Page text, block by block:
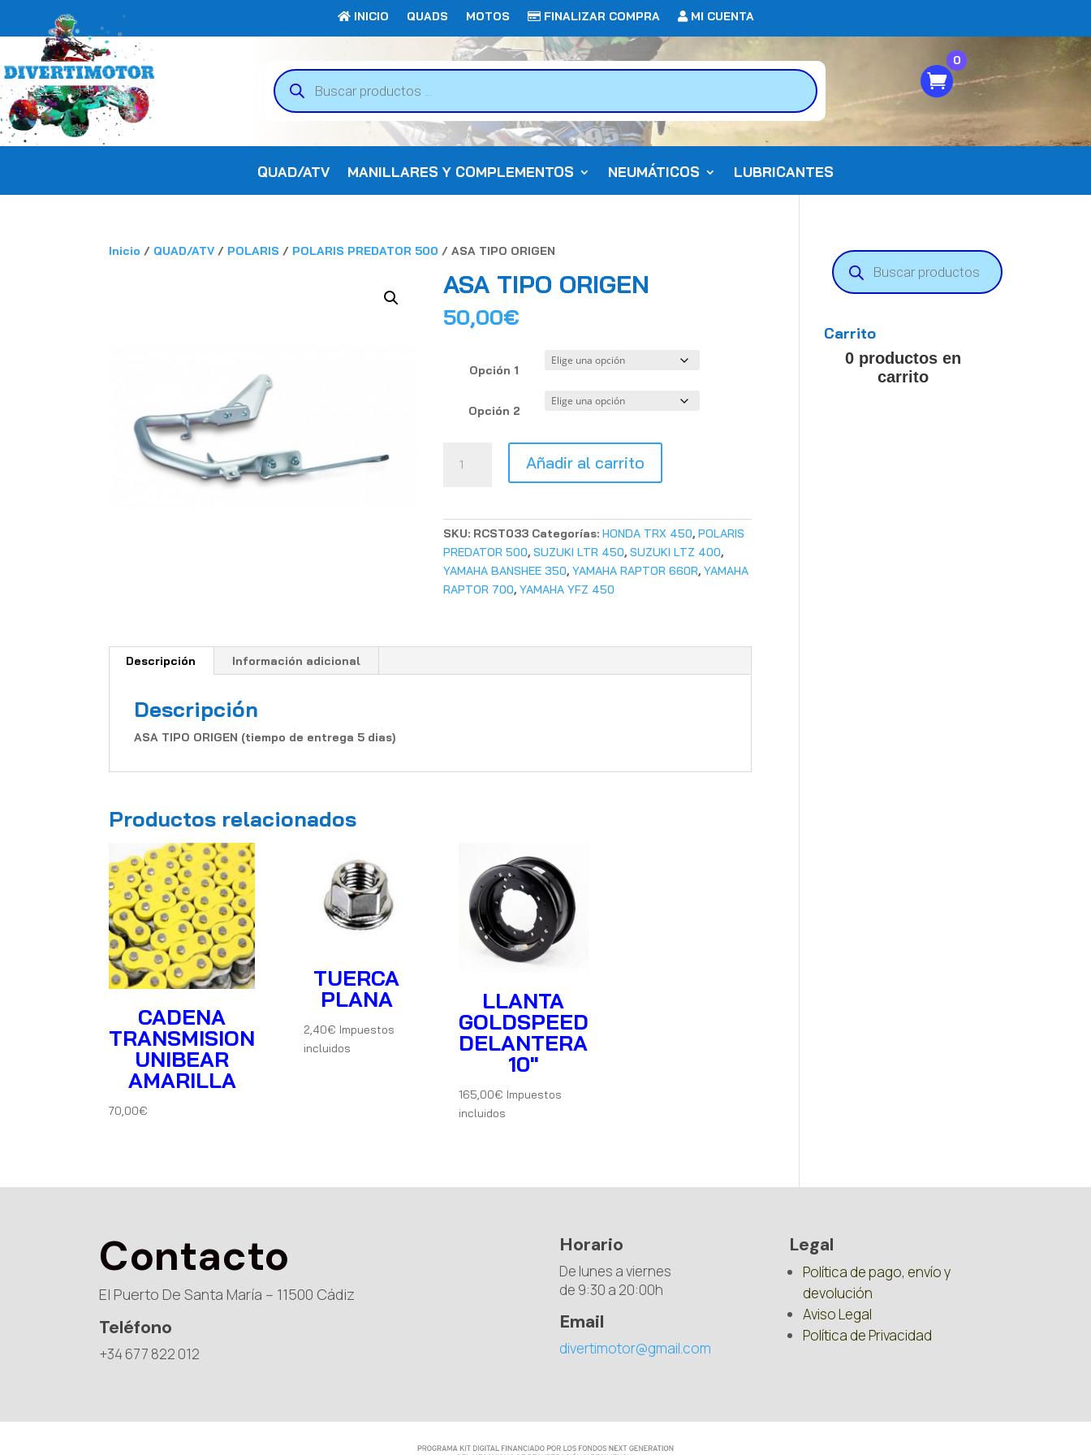
INICIO QUADS MOTOS FINALIZAR COMPRA MI CUENTA
Búsqueda
de
productos
0
QUAD/ATV MANILLARES Y COMPLEMENTOS NEUMÁTICOS LUBRICANTES
Inicio / QUAD/ATV / POLARIS / POLARIS PREDATOR 500 / ASA TIPO ORIGEN
ASA TIPO ORIGEN
50,00€
Opción 1
Opción 2
TIPO
Añadir al carrito
SKU: RCST033 Categorías:HONDA TRX 450,POLARIS
PREDATOR 500,SUZUKI LTR 450,SUZUKI LTZ 400,
YAMAHA BANSHEE 350,YAMAHA RAPTOR 660R,YAMAHA
RAPTOR 700,YAMAHA YFZ 450
Descripción Información adicional
Descripción
ASA TIPO ORIGEN (tiempo de entrega 5 dias)
Productos relacionados
CADENA
TRANSMISION
UNIBEAR
AMARILLA
70,00€
TUERCA
PLANA
2,40€ Impuestos
incluidos
LLANTA
GOLDSPEED
DELANTERA
10″
165,00€ Impuestos
incluidos
Búsqueda
de
productos
Carrito
0 productos en
carrito
Contacto
El Puerto De Santa María – 11500 Cádiz
Teléfono
+34 677 822 012
Horario
De lunes a viernes
de 9:30 a 20:00h
Email
divertimotor@gmail.com
Legal
Política de pago, envío y
devolución
Aviso Legal
Política de Privacidad